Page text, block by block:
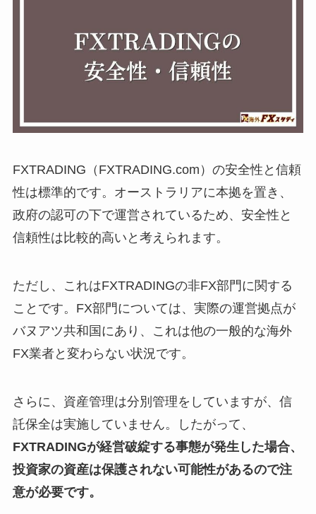
FXTRADING（FXTRADING.com）の安全性と信頼
性は標準的です。オーストラリアに本拠を置き、
政府の認可の下で運営されているため、安全性と
信頼性は比較的高いと考えられます。
ただし、これはFXTRADINGの非FX部門に関する
ことです。FX部門については、実際の運営拠点が
バヌアツ共和国にあり、これは他の一般的な海外
FX業者と変わらない状況です。
さらに、資産管理は分別管理をしていますが、信
託保全は実施していません。したがって、
FXTRADINGが経営破綻する事態が発生した場合、
投資家の資産は保護されない可能性があるので注
意が必要です。